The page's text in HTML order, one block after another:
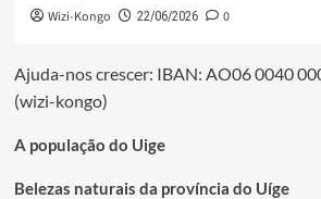
Wizi-Kongo 22/06/2026 0
Ajuda-nos crescer: IBAN: AO06 0040
(wizi-kongo)
A população do Uige
Belezas naturais da província do Uíge